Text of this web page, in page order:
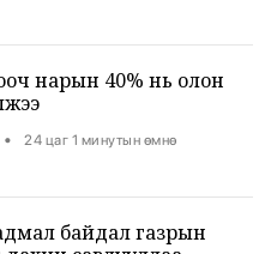
• 24 цаг 1 минутын өмнө
дахин савлууллаа
цаг 43 минутын өмнө